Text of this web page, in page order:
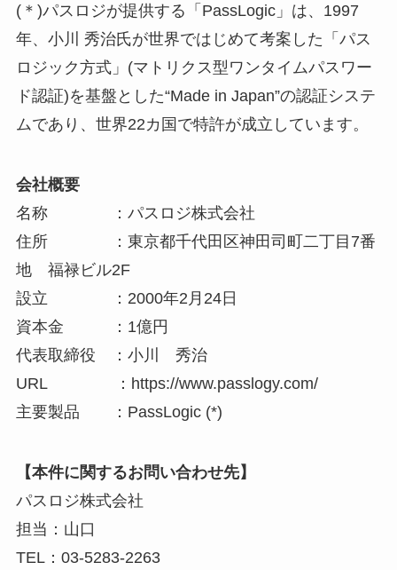
(＊)パスロジが提供する「PassLogic」は、1997
年、小川 秀治氏が世界ではじめて考案した「パス
ロジック方式」(マトリクス型ワンタイムパスワー
ド認証)を基盤とした“Made in Japan”の認証システ
ムであり、世界22カ国で特許が成立しています。
会社概要
名称 ：パスロジ株式会社
住所 ：東京都千代田区神田司町二丁目7番
地 福禄ビル2F
設立 ：2000年2月24日
資本金 ：1億円
代表取締役 ：小川 秀治
URL ：https://www.passlogy.com/
主要製品 ：PassLogic (*)
【本件に関するお問い合わせ先】
パスロジ株式会社
担当：山口
TEL：03-5283-2263